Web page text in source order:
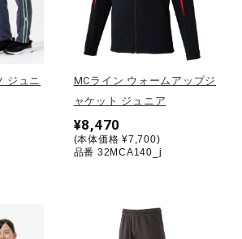
ノスリープ
／レイン
ジュニ
MCライン ウォームアップジ
ャケット ジュニア
¥8,470
(本体価格 ¥7,700)
品番 32MCA140_j